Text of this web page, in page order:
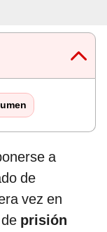
a
de
vez en
prisión